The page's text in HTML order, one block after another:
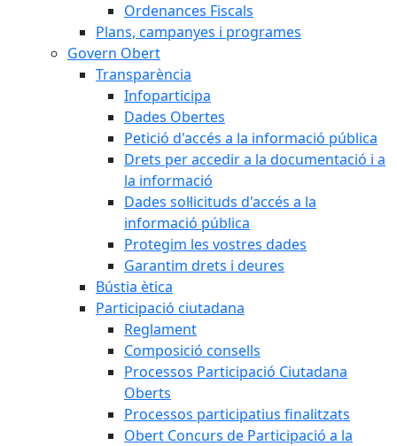
Ordenances Fiscals
Plans, campanyes i programes
Govern Obert
Transparència
Infoparticipa
Dades Obertes
Petició d'accés a la informació pública
Drets per accedir a la documentació i a
la informació
Dades sol·licituds d'accés a la
informació pública
Protegim les vostres dades
Garantim drets i deures
Bústia ètica
Participació ciutadana
Reglament
Composició consells
Processos Participació Ciutadana
Oberts
Processos participatius finalitzats
Obert Concurs de Participació a la